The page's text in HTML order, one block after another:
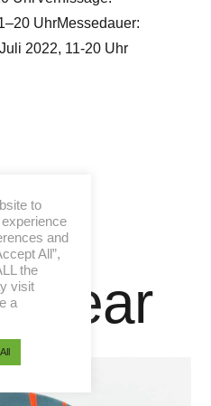
UhrMessedauer:
2022, 11-20 Uhr
Clear
to
and
All”,
the
visit
a